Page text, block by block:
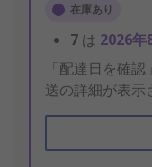
在庫あり
7 は 2026年
「配達日を確
送の詳細が表示